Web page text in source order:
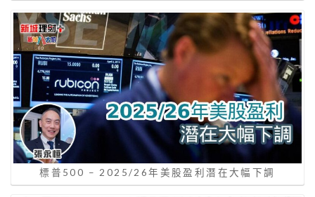
標普500 – 2025/26年美股盈利潛在大幅下調